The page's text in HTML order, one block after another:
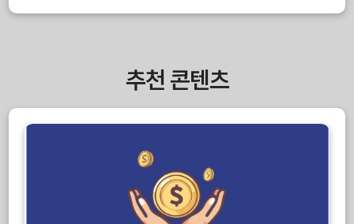
추천 콘텐츠